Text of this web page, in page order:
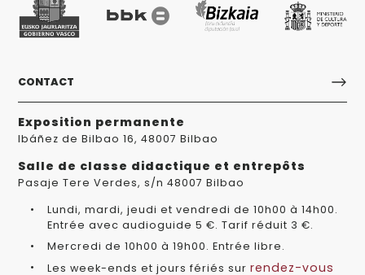
CONTACT
Exposition permanente
Ibáñez de Bilbao 16, 48007 Bilbao
Salle de classe didactique et entrepôts
Pasaje Tere Verdes, s/n 48007 Bilbao
Lundi, mardi, jeudi et vendredi de 10h00 à 14h00.
Entrée avec audioguide 5 €. Tarif réduit 3 €.
Mercredi de 10h00 à 19h00. Entrée libre.
Les week-ends et jours fériés sur rendez-vous